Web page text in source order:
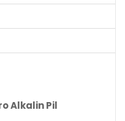
Alkalin Pil